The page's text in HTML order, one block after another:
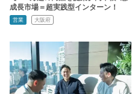
成長市場＝超実践型インターン！
営業 大阪府